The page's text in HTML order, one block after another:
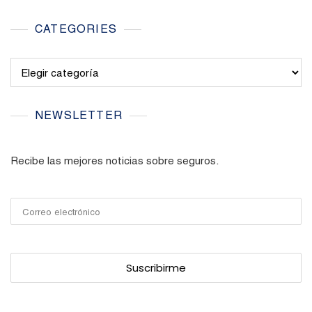
CATEGORIES
NEWSLETTER
Recibe las mejores noticias sobre seguros.